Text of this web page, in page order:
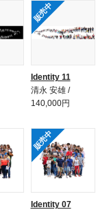
販売中
Identity 11
清永 安雄 /
140,000円
販売中
Identity 07